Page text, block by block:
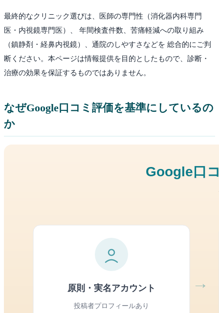
最終的なクリニック選びは、医師の専門性（消化器内科専門
医・内視鏡専門医）、 年間検査件数、苦痛軽減への取り組み
（鎮静剤・経鼻内視鏡）、通院のしやすさなどを 総合的にご判
断ください。本ページは情報提供を目的としたもので、診断・
治療の効果を保証するものではありません。
なぜGoogle口コミ評価を基準にしているの
か